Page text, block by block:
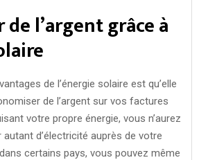
de l’argent grâce à
de l’énergie solaire est qu’elle
de l’argent sur vos factures
votre propre énergie, vous n’aurez
autant d’électricité auprès de votre
certains pays, vous pouvez même